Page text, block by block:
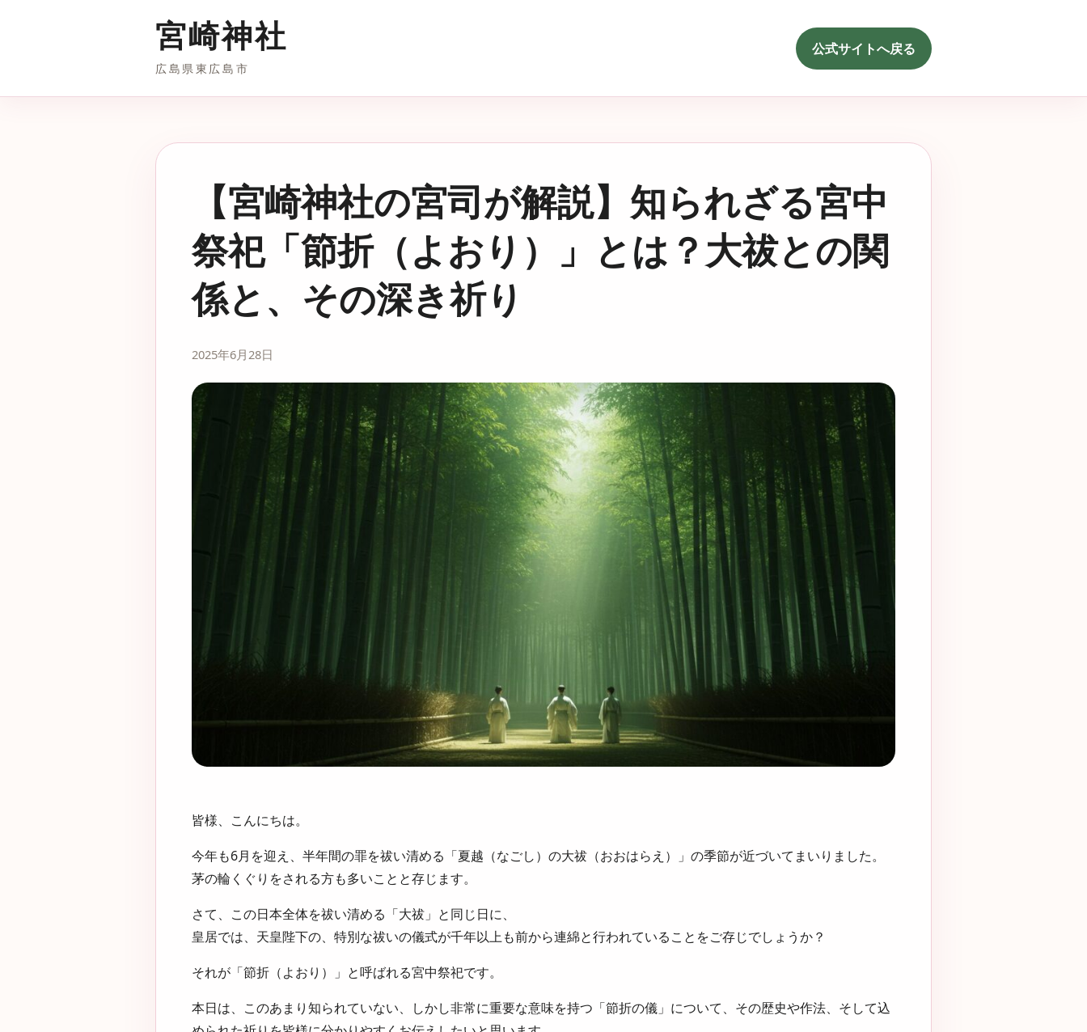
宮崎神社
広島県東広島市
公式サイトへ戻る
【宮崎神社の宮司が解説】知られざる宮中
祭祀「節折（よおり）」とは？大祓との関
係と、その深き祈り
2025年6月28日
皆様、こんにちは。
今年も6月を迎え、半年間の罪を祓い清める「夏越（なごし）の大祓（おおはらえ）」の季節が近づいてまいりました。
茅の輪くぐりをされる方も多いことと存じます。
さて、この日本全体を祓い清める「大祓」と同じ日に、
皇居では、天皇陛下の、特別な祓いの儀式が千年以上も前から連綿と行われていることをご存じでしょうか？
それが 「節折（よおり）」 と呼ばれる宮中祭祀です。
本日は、このあまり知られていない、しかし非常に重要な意味を持つ「節折の儀」について、その歴史や作法、そして込